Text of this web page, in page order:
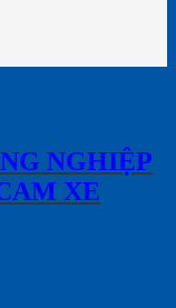
NGHIỆP
XE